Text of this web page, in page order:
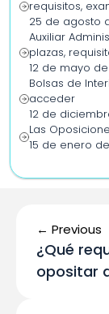
requisitos,
25 de agosto
Auxiliar
plazas,
12 de mayo
Bolsas de
acceder
12 de
Las
15 de enero
← Previous
¿Qué
opositar